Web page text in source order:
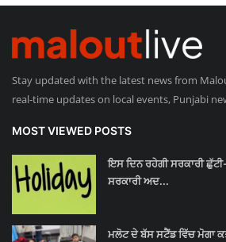
Stay updated with the latest news from
real-time updates on local events, Punjabi
MOST VIEWED POSTS
ਇਸ ਦਿਨ ਰਹੇਗੀ ਸਰਕਾਰੀ
ਸਰਕਾਰੀ ਅਦ...
ਮਲੋਟ ਦੇ ਬੱਸ ਸਟੈਂਡ ਵਿੱਚ ਮੋਗਾ